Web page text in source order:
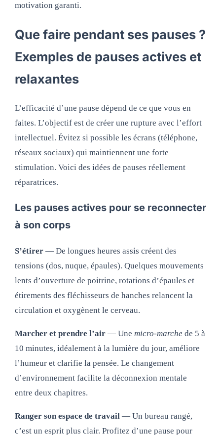
motivation garanti.
Que faire pendant ses pauses ?
Exemples de pauses actives et
relaxantes
L’efficacité d’une pause dépend de ce que vous en
faites. L’objectif est de créer une rupture avec l’effort
intellectuel. Évitez si possible les écrans (téléphone,
réseaux sociaux) qui maintiennent une forte
stimulation. Voici des idées de pauses réellement
réparatrices.
Les pauses actives pour se reconnecter
à son corps
S’étirer— De longues heures assis créent des
tensions (dos, nuque, épaules). Quelques mouvements
lents d’ouverture de poitrine, rotations d’épaules et
étirements des fléchisseurs de hanches relancent la
circulation et oxygènent le cerveau.
Marcher et prendre l’air— Une micro‑marche de 5 à
10 minutes, idéalement à la lumière du jour, améliore
l’humeur et clarifie la pensée. Le changement
d’environnement facilite la déconnexion mentale
entre deux chapitres.
Ranger son espace de travail— Un bureau rangé,
c’est un esprit plus clair. Profitez d’une pause pour